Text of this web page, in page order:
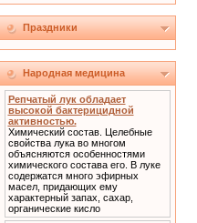
Праздники
Народная медицина
Репчатый лук обладает
высокой бактерицидной
активностью.
Химический состав. Целебные
свойства лука во многом
объясняются особенностями
химического состава его. В луке
содержатся много эфирных
масел, придающих ему
характерный запах, сахар,
органические кисло